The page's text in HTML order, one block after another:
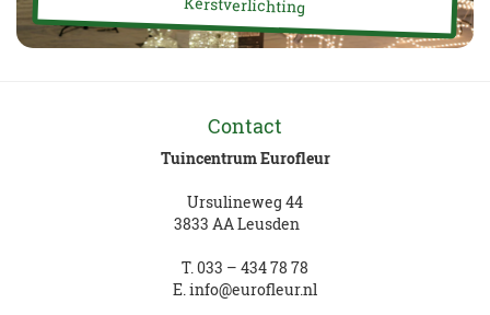
Kerstverlichting
Contact
Tuincentrum Eurofleur
Ursulineweg 44
3833 AA Leusden
T.033 – 434 78 78
E.info@eurofleur.nl